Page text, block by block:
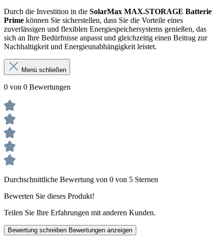
Durch die Investition in die SolarMax MAX.STORAGE Batterie
Prime können Sie sicherstellen, dass Sie die Vorteile eines
zuverlässigen und flexiblen Energiespeichersystems genießen, das
sich an Ihre Bedürfnisse anpasst und gleichzeitig einen Beitrag zur
Nachhaltigkeit und Energieunabhängigkeit leistet.
Menü schließen
0 von 0 Bewertungen
Durchschnittliche Bewertung von 0 von 5 Sternen
Bewerten Sie dieses Produkt!
Teilen Sie Ihre Erfahrungen mit anderen Kunden.
Bewertung schreiben Bewertungen anzeigen